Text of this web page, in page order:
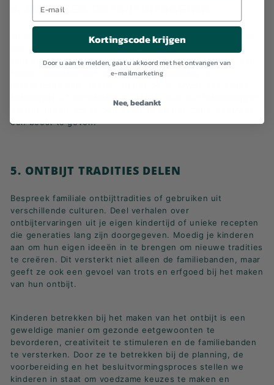
4. MAAK EEN ONTBIJTUITDAGING
Maak van ontbijten een vriendschappelijke wedstrijd door
een wekelijkse ontbijtuitdaging te organiseren. Laat elk
kind om de beurt de "chef van de dag" zijn. Ze kiezen een
recept, bereiden het onder jouw begeleiding en
om hun prestaties te benadrukken en hun zelfvertrouwen
een boost te geven.
5. ONTBIJT TRADITIES DELEN
Bespreek familiale ontbijttradities of gebruiken uit
verschillende culturen. Deel verhalen over
ontbijtervaringen uit je eigen kindertijd of unieke recepten
die generaties lang zijn doorgegeven. Moedig je kinderen
aan om hun eigen ideeën in te brengen om nieuwe tradities
te creëren. Dit versterkt niet alleen de familiebanden, maar
geeft ze ook een gevoel van trots en erfgoed bij het maken
van hun ontbijt.
Kinderen betrekken bij het maken van het ontbijt is een
geweldige manier om gezonde eetgewoonten te
bevorderen, creativiteit te stimuleren en de familiebanden
te versterken. Door ze te betrekken bij de planning, de
voorbereiding en het besluitvormingsproces stellen we
kinderen in staat om voedzame keuzes te maken en
Kortingscode krijgen
Door u aan te melden, gaat u akkoord met het ontvangen van
e-mailmarketing
Nee, bedankt